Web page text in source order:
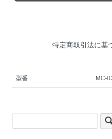
特定商取引法に基
型番 MC-